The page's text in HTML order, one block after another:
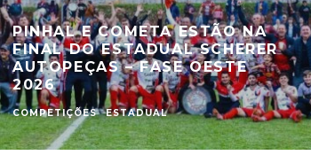
PINHAL E COMETA ESTÃO NA
FINAL DO ESTADUAL SCHERER
AUTOPEÇAS – FASE OESTE
2026
COMPETIÇÕES ESTADUAL